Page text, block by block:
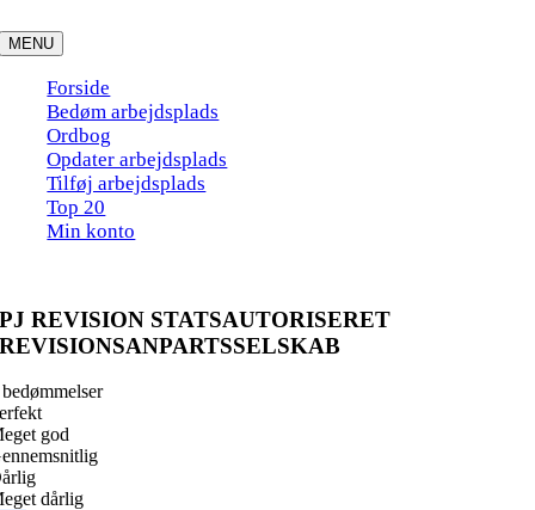
to
content
MENU
Forside
Bedøm arbejdsplads
Ordbog
Opdater arbejdsplads
Tilføj arbejdsplads
Top 20
Min konto
PJ REVISION STATSAUTORISERET
REVISIONSANPARTSSELSKAB
god
dårlig